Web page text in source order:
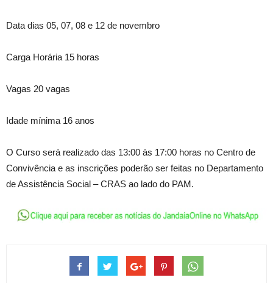
Data dias 05, 07, 08 e 12 de novembro
Carga Horária 15 horas
Vagas 20 vagas
Idade mínima 16 anos
O Curso será realizado das 13:00 às 17:00 horas no Centro de
Convivência e as inscrições poderão ser feitas no Departamento
de Assistência Social – CRAS ao lado do PAM.